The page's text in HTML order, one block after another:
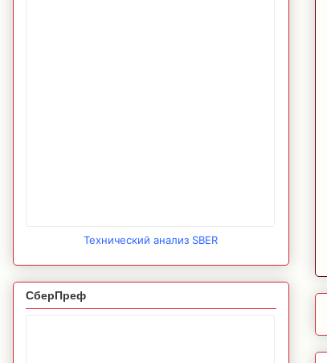
Технический анализ SBER
СберПреф